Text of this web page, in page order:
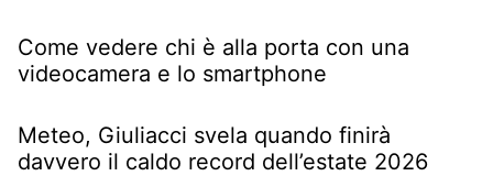
Come vedere chi è alla porta con una
videocamera e lo smartphone
Meteo, Giuliacci svela quando finirà
davvero il caldo record dell’estate 2026